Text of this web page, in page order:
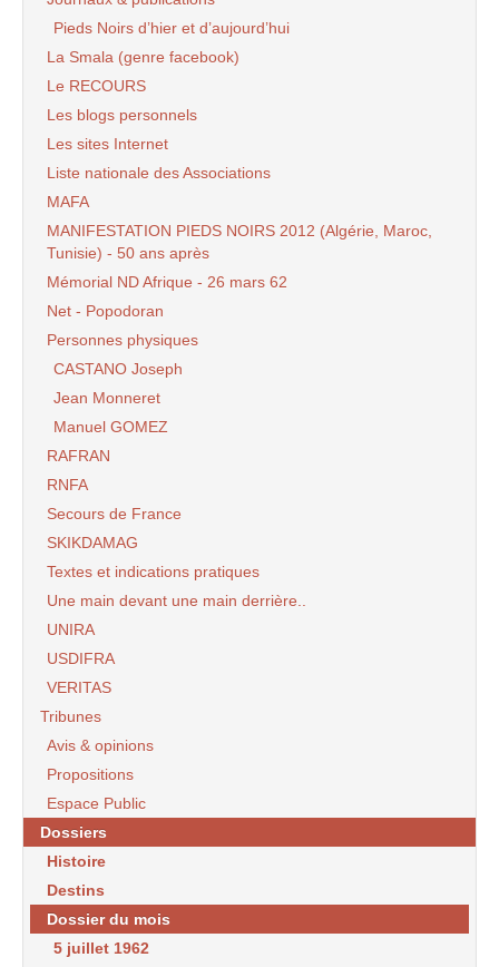
Pieds Noirs d’hier et d’aujourd’hui
La Smala (genre facebook)
Le RECOURS
Les blogs personnels
Les sites Internet
Liste nationale des Associations
MAFA
MANIFESTATION PIEDS NOIRS 2012 (Algérie, Maroc,
Tunisie) - 50 ans après
Mémorial ND Afrique - 26 mars 62
Net - Popodoran
Personnes physiques
CASTANO Joseph
Jean Monneret
Manuel GOMEZ
RAFRAN
RNFA
Secours de France
SKIKDAMAG
Textes et indications pratiques
Une main devant une main derrière..
UNIRA
USDIFRA
VERITAS
Tribunes
Avis & opinions
Propositions
Espace Public
Dossiers
Histoire
Destins
Dossier du mois
5 juillet 1962